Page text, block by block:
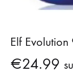
Elf
€24.99